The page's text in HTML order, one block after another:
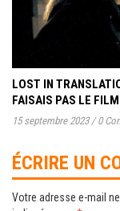
LOST IN
FAISAIS PAS LE
15 septembre 2023 / 0
ÉCRIRE UN
Votre adresse e-mail